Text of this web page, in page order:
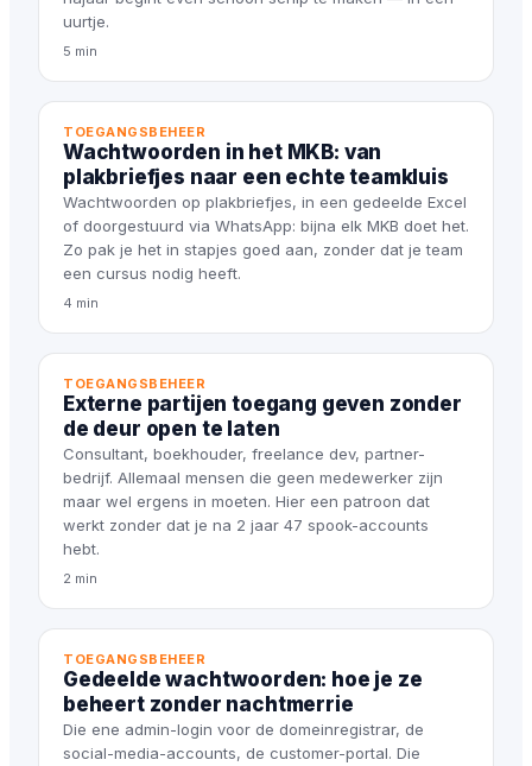
uurtje.
5 min
TOEGANGSBEHEER
Wachtwoorden in het MKB: van
plakbriefjes naar een echte teamkluis
Wachtwoorden op plakbriefjes, in een gedeelde Excel
of doorgestuurd via WhatsApp: bijna elk MKB doet het.
Zo pak je het in stapjes goed aan, zonder dat je team
een cursus nodig heeft.
4 min
TOEGANGSBEHEER
Externe partijen toegang geven zonder
de deur open te laten
Consultant, boekhouder, freelance dev, partner-
bedrijf. Allemaal mensen die geen medewerker zijn
maar wel ergens in moeten. Hier een patroon dat
werkt zonder dat je na 2 jaar 47 spook-accounts
hebt.
2 min
TOEGANGSBEHEER
Gedeelde wachtwoorden: hoe je ze
beheert zonder nachtmerrie
Die ene admin-login voor de domeinregistrar, de
social-media-accounts, de customer-portal. Die